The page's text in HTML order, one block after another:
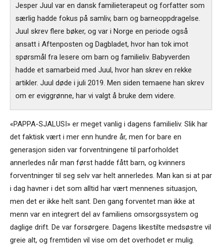
Jesper Juul var en dansk familieterapeut og forfatter som
særlig hadde fokus på samliv, barn og barneoppdragelse.
Juul skrev flere bøker, og var i Norge en periode også
ansatt i Aftenposten og Dagbladet, hvor han tok imot
spørsmål fra lesere om barn og familieliv. Babyverden
hadde et samarbeid med Juul, hvor han skrev en rekke
artikler. Juul døde i juli 2019. Men siden temaene han skrev
om er eviggrønne, har vi valgt å bruke dem videre.
«PAPPA-SJALUSI» er meget vanlig i dagens familieliv. Slik har
det faktisk vært i mer enn hundre år, men for bare en
generasjon siden var forventningene til parforholdet
annerledes når man først hadde fått barn, og kvinners
forventninger til seg selv var helt annerledes. Man kan si at par
i dag havner i det som alltid har vært mennenes situasjon,
men det er ikke helt sant. Den gang forventet man ikke at
menn var en integrert del av familiens omsorgssystem og
daglige drift. De var forsørgere. Dagens likestilte medsøstre vil
greie alt, og fremtiden vil vise om det overhodet er mulig.